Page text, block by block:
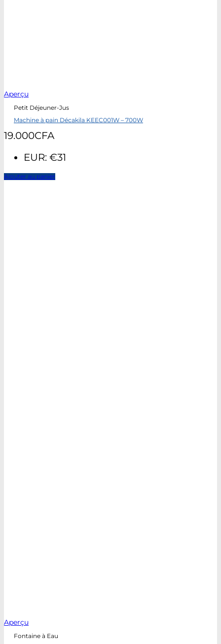
Aperçu
Petit Déjeuner-Jus
Machine à pain Décakila KEEC001W – 700W
19.000CFA
EUR: €31
Ajouter au panier
Aperçu
Fontaine à Eau